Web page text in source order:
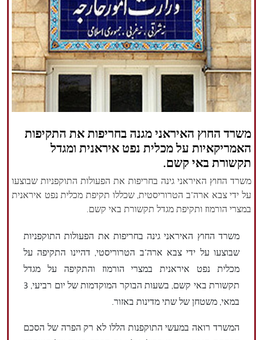
פוליטיקה
מולטימדיה
فارسي|
English
|العربيه|
|עברית|
русский|中文
|
משרד החוץ האיראני מגנה בחריפות את התקיפות
האמריקאיות על מכלית נפט איראנית ומגדל
תקשורת באי קשם.
משרד החוץ האיראני גינה בחריפות את הפעולות התוקפניות שבוצעו
על ידי צבא ארה"ב הטרוריסטית, שכללו תקיפת מכלית נפט איראנית
במצרי הורמוז ותקיפת מגדל תקשורת באי קשם.
משרד החוץ האיראני גינה בחריפות את הפעולות התוקפניות
שבוצעו על ידי צבא ארה"ב הטרוריסטי, דהיינו התקיפה על
מכלית נפט איראנית במצרי הורמוז והתקיפה על מגדל
תקשורת באי קשם, בשעות הבוקר המוקדמות של יום רביעי, 3
במאי, משטחן של שתי מדינות באזור.
המשרד רואה במעשי התוקפנות הללו לא רק הפרה של הסכם